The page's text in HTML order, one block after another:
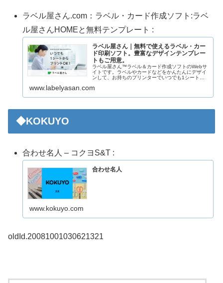
ラベル屋さん.com：ラベル・カード作成ソフト:ラベ
ル屋さんHOMEと無料テンプレート :
ラベル屋さん｜無料で使えるラベル・カー
ド印刷ソフト。豊富なデザインテンプレー
トもご用意。
ラベル屋さん™ラベル＆カード作成ソフトのWebサ
イトです。ラベルやカードなどをかんたんにデザイ
ンして、お持ちのプリンターでいつでも1シートか
前シールなどの豊富なデザインテンプレートもご用
www.labelyasan.com
◆KOKUYO
合わせ名人 – コクヨS&T :
合わせ名人
www.kokuyo.com
oldId.20081001030621321